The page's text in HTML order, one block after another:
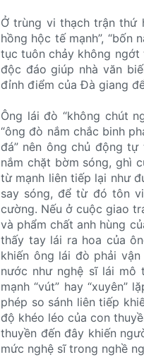
Ở trùng vi thạch trận thứ
hồng hộc tế mạnh”, “bốn
tục tuôn chảy không ngớt
độc đáo giúp nhà văn
đỉnh điểm của Đà giang
Ông lái đò “không chút
“ông đò nắm chắc binh
đá” nên ông chủ động
nắm chặt bờm sóng, ghì
từ mạnh liên tiếp lại như
say sóng, để từ đó tôn
cường. Nếu ở cuộc giao
và phẩm chất anh hùng
thấy tay lái ra hoa của
khiến ông lái đò phải
nước như nghệ sĩ lái mô
mạnh “vút” hay “xuyên”
phép so sánh liên tiếp
độ khéo léo của con
thuyền đến đây khiến
mức nghệ sĩ trong nghề